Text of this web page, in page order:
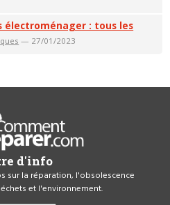
électroménager : tous les
— 27/01/2023
d'info
sur la réparation, l'obsolescence
et l'environnement.